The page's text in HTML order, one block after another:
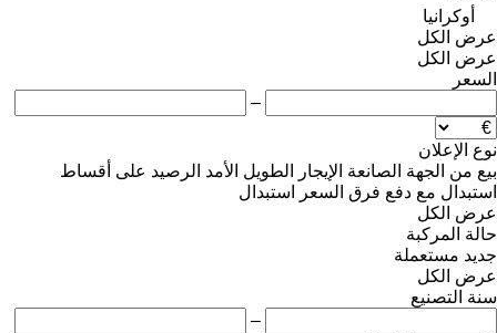
أوكرانيا
عرض الكل
عرض الكل
السعر
–
نوع الإعلان
بيع من الجهة الصانعة الإيجار الطويل الأمد الرصيد على أقساط
استبدال مع دفع فرق السعر
استبدال
عرض الكل
حالة المركبة
جديد مستعملة
عرض الكل
سنة التصنيع
–